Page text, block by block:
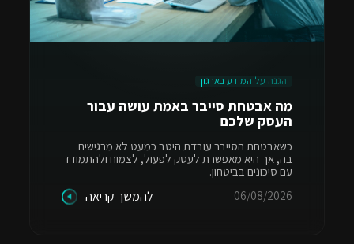
הגנה על המידע בארגון
מה אבטחת סייבר באמת עושה עבור
העסק שלכם
כשאבטחת הסייבר עובדת היטב כמעט לא מרגישים
בה, אך היא מאפשרת לעסק לפעול, לצמוח ולהתמודד
עם סיכונים בביטחון.
06/08/2026
להמשך קריאה